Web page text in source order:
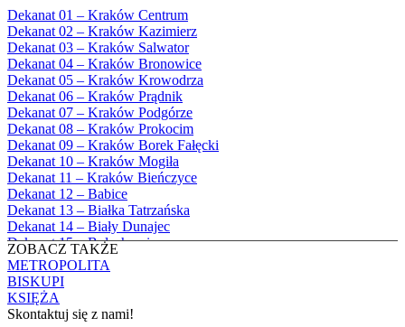
1985
1986
1987
1988
1989
1990
1991
1992
1993
1994
1995
1996
1997
1998
1999
2000
2001
2002
2003
2004
Będkowice, Parafia Najświętszej Maryi
Panny Królowej
Białka Górna, Parafia Matki Bożej
Królowej Rodzin
Białka Tatrzańska, Parafia Świętych
Apostołów Szymona i Judy Tadeusza
Biały Dunajec, Parafia Matki Bożej
Królowej Aniołów
Biały Kościół, Parafia św. Mikołaja
Bibice, Parafia Matki Bożej Nieustającej
Pomocy
Bieńkówka, Parafia Przenajświętszej Trójcy
Biertowice, Parafia Matki Bożej
Różańcowej
Biórków Wielki, Parafia Wniebowzięcia
NMP
Biskupice, Parafia św. Marcina
Bobrek, Parafia Przenajświętszej Trójcy
Bodzanów, Parafia Świętych Apostołów
Dekanat 01 – Kraków Centrum
Dekanat 02 – Kraków Kazimierz
Dekanat 03 – Kraków Salwator
Dekanat 04 – Kraków Bronowice
Dekanat 05 – Kraków Krowodrza
Dekanat 06 – Kraków Prądnik
Dekanat 07 – Kraków Podgórze
Dekanat 08 – Kraków Prokocim
Dekanat 09 – Kraków Borek Fałęcki
Dekanat 10 – Kraków Mogiła
Dekanat 11 – Kraków Bieńczyce
Dekanat 12 – Babice
Dekanat 13 – Białka Tatrzańska
Dekanat 14 – Biały Dunajec
Dekanat 15 – Bolechowice
Dekanat 16 – Chrzanów
Dekanat 17 – Czarny Dunajec
Dekanat 18 – Czernichów
Dekanat 19 – Dobczyce
ZOBACZ TAKŻE
METROPOLITA
BISKUPI
KSIĘŻA
Skontaktuj się z nami!